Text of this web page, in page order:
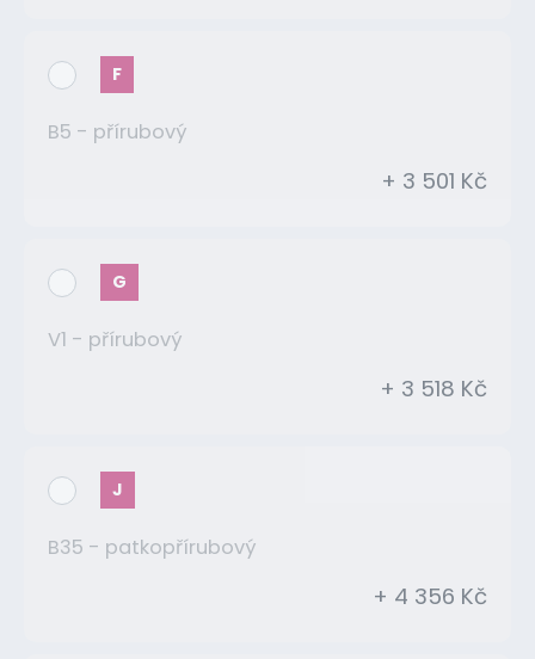
F
B5 - přírubový
+ 3 501 Kč
G
V1 - přírubový
+ 3 518 Kč
J
B35 - patkopřírubový
+ 4 356 Kč